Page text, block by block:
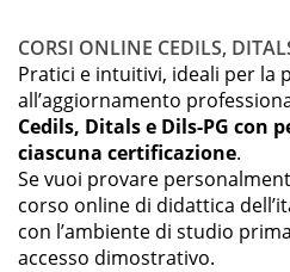
CORSI ONLINE CEDILS,
Pratici e intuitivi, ideali per la
all’aggiornamento
Cedils, Ditals e Dils-PG con
ciascuna certificazione.
Se vuoi provare
corso online di didattica
con l’ambiente di studio
accesso dimostrativo.